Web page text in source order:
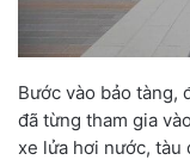
Bước vào bảo tàng,
đã từng tham gia
xe lửa hơi nước,